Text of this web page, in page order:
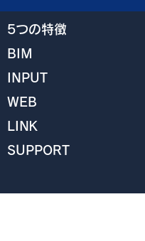
5つの特徴
BIM
INPUT
WEB
LINK
SUPPORT